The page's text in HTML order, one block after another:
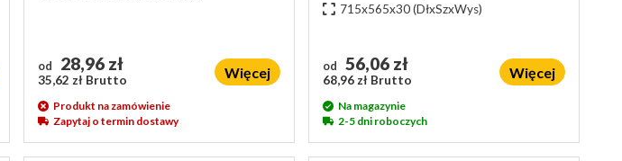
od 28,96 zł
35,62 zł Brutto Więcej
Produkt na zamówienie
Zapytaj o termin dostawy
715x565x30(DłxSzxWys)
od 56,06 zł
68,96 zł Brutto Więcej
Na magazynie
2-5 dni roboczych